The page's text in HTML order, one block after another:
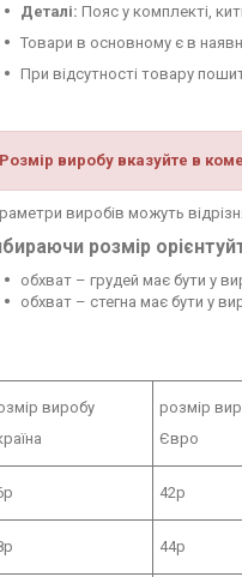
Деталі: Пояс у комплекті,
Товари в основному є в
При відсутності товару
Розмір виробу вказуйте в
виробів можуть
розмір
обхват – грудей має бути у
обхват – стегна має бути у
виробу
розмір
Євро
42р
44р